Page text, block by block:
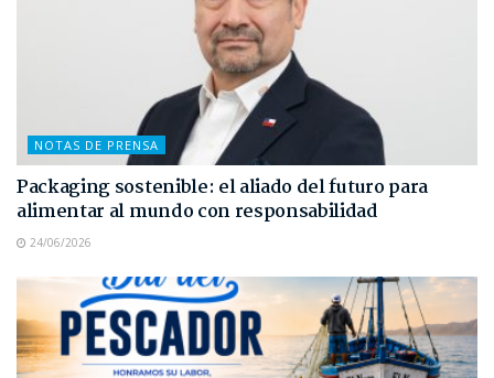
NOTAS DE PRENSA
Packaging sostenible: el aliado del futuro para
alimentar al mundo con responsabilidad
24/06/2026